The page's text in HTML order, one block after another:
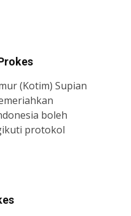
(Kotim) Supian
boleh
protokol